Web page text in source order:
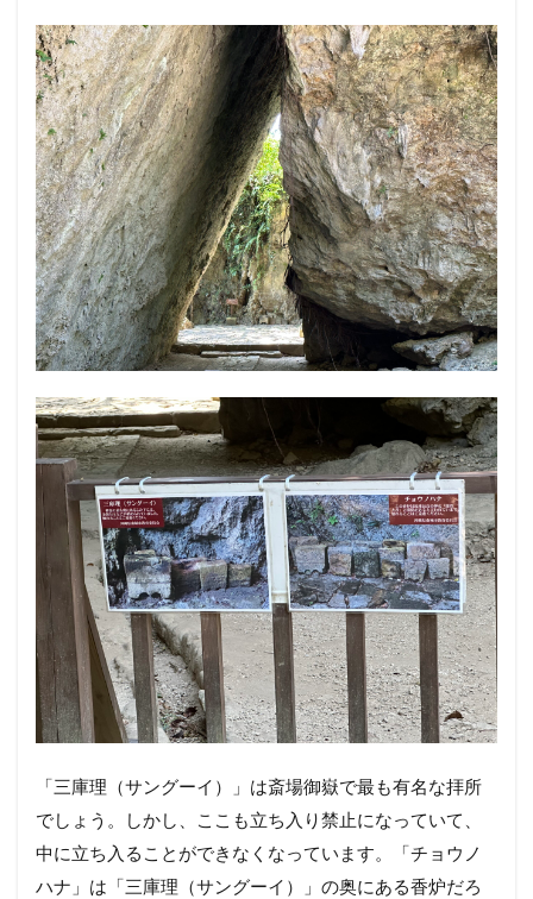
「三庫理（サングーイ）」は斎場御嶽で最も有名な拝所
でしょう。しかし、ここも立ち入り禁止になっていて、
中に立ち入ることができなくなっています。「チョウノ
ハナ」は「三庫理（サングーイ）」の奥にある香炉だろ